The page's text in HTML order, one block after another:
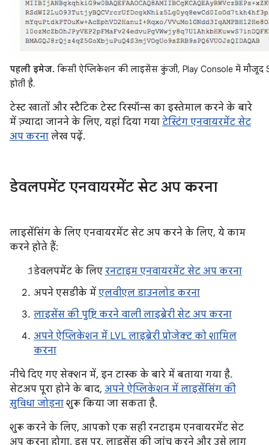
पहली इमेज. किसी ऐप्लिकेशन की लाइसेंस कुंजी, Play Console में मौजूद
होती है.
टेस्ट खातों और स्टैटिक टेस्ट रिस्पॉन्स का इस्तेमाल करने के बारे
में ज़्यादा जानने के लिए, यहां दिया गया टेस्टिंग एनवायरमेंट सेट
अप करना लेख पढ़ें.
डेवलपमेंट एनवायरमेंट सेट अप करना
लाइसेंसिंग के लिए एनवायरमेंट सेट अप करने के लिए, ये काम
करने होते हैं:
डेवलपमेंट के लिए रनटाइम एनवायरमेंट सेट अप करना
अपने एसडीके में एलवीएल डाउनलोड करना
लाइसेंस की पुष्टि करने वाली लाइब्रेरी सेट अप करना
अपने ऐप्लिकेशन में LVL लाइब्रेरी प्रोजेक्ट को शामिल
करना
नीचे दिए गए सेक्शन में, इन टास्क के बारे में बताया गया है.
सेटअप पूरा होने के बाद, अपने ऐप्लिकेशन में लाइसेंसिंग की
सुविधा जोड़ना शुरू किया जा सकता है.
शुरू करने के लिए, आपको एक सही रनटाइम एनवायरमेंट सेट
अप करना होगा. इस पर, लाइसेंस की जांच करने और उसे लागू